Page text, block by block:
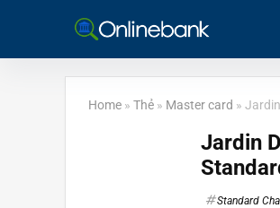
Home » Thẻ » Master card »
Jardin
Standard